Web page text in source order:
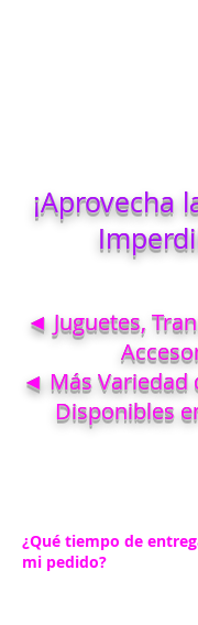
¡Aprovecha
◄ Juguetes,
◄ Más Variedad
Disponibles
¿Qué tiempo de
mi pedido?